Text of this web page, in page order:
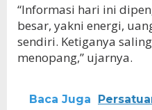
“Informasi hari ini
besar, yakni energi,
sendiri. Ketiganya
menopang,” ujarnya.
Baca Juga